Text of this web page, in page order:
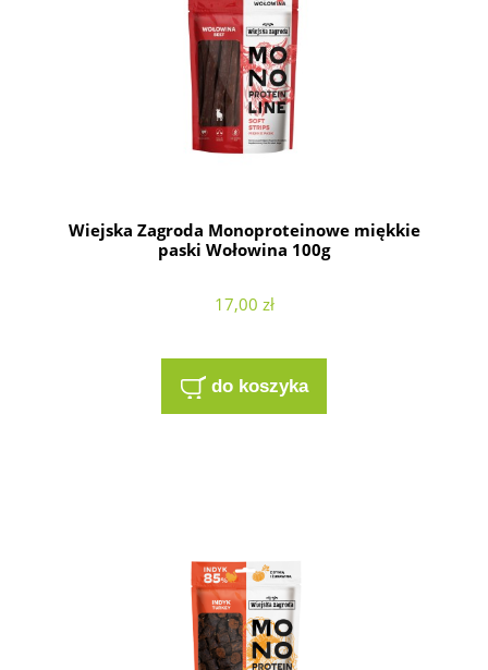
Wiejska Zagroda Monoproteinowe miękkie
paski Wołowina 100g
17,00 zł
do koszyka